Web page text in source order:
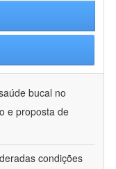
bucal no
e proposta de
condições